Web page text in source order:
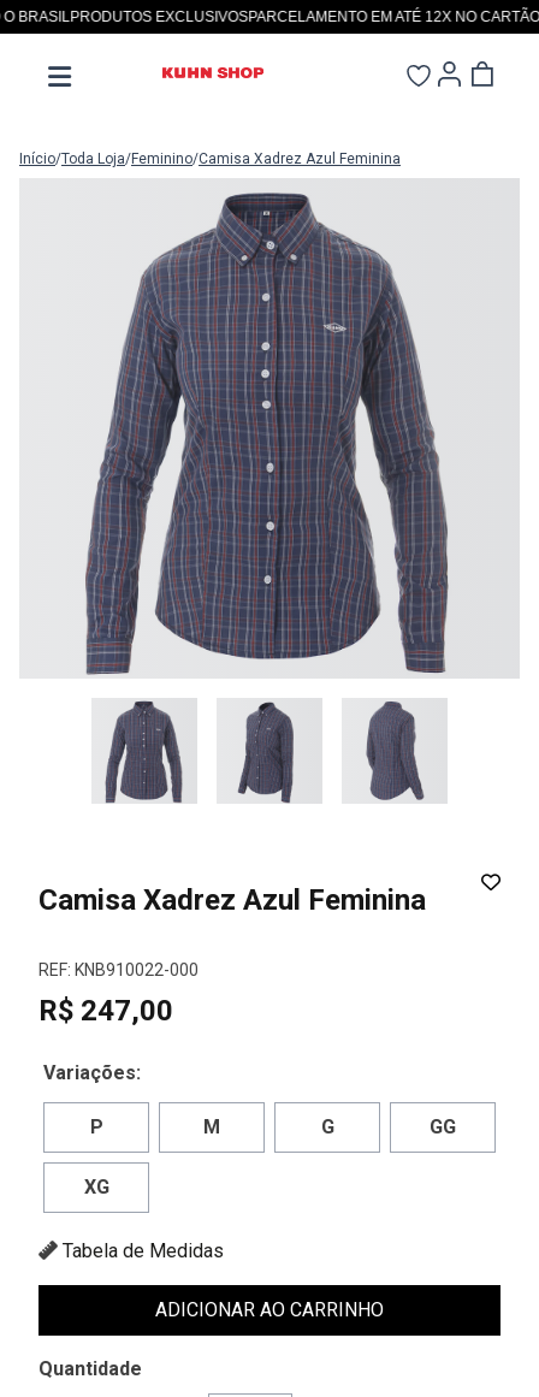
PRODUTOS EXCLUSIVOSPARCELAMENTO EM ATÉ 12X NO CARTÃO
Início/Toda Loja/Feminino/Camisa Xadrez Azul Feminina
Camisa Xadrez Azul Feminina
REF: KNB910022-000
R$ 247,00
Variações:
P M G GG
XG
Tabela de Medidas
ADICIONAR AO CARRINHO
Quantidade